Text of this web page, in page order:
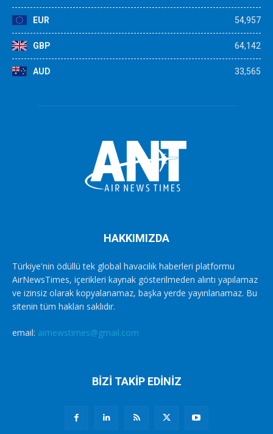
EUR 54,957
GBP 64,142
AUD 33,565
HAKKIMIZDA
Türkiye'nin ödüllü tek global havacılık haberleri platformu
AirNewsTimes, içerikleri kaynak gösterilmeden alıntı yapılamaz
ve izinsiz olarak kopyalanamaz, başka yerde yayınlanamaz. Bu
sitenin tüm hakları saklıdır.
email: airnewstimes@gmail.com
BİZİ TAKİP EDİNİZ